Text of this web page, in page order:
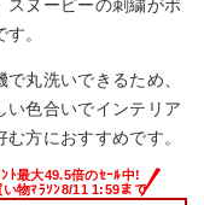
スヌーピーの刺繍がポ
。
丸洗いできるため、
い色合いでインテリア
方におすすめです。